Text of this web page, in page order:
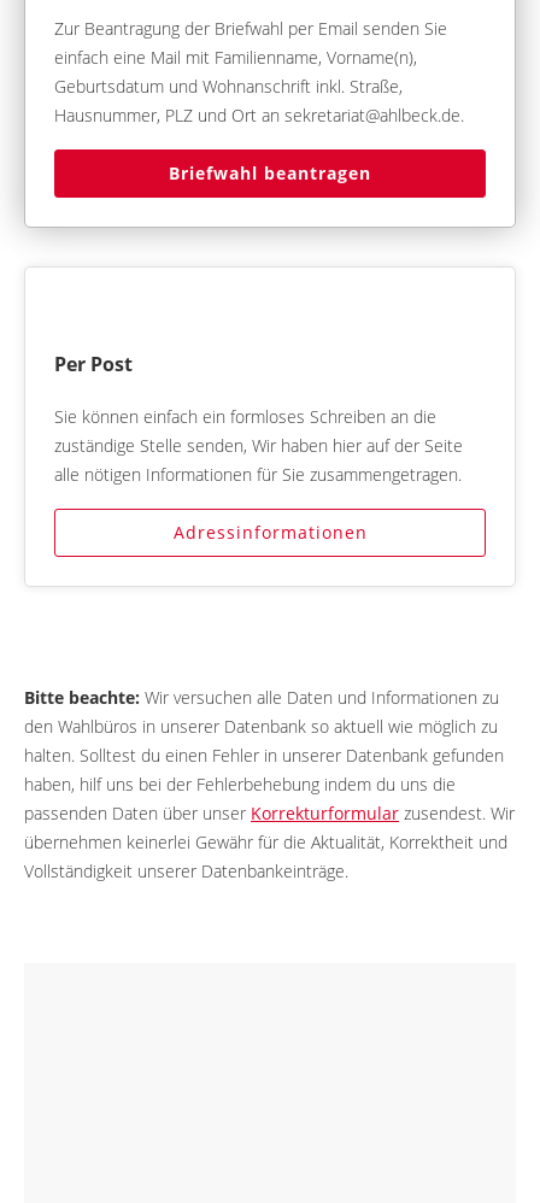
Zur Beantragung der Briefwahl per Email senden Sie
einfach eine Mail mit Familienname, Vorname(n),
Geburtsdatum und Wohnanschrift inkl. Straße,
Hausnummer, PLZ und Ort an sekretariat@ahlbeck.de.
Briefwahl beantragen
Per Post
Sie können einfach ein formloses Schreiben an die
zuständige Stelle senden, Wir haben hier auf der Seite
alle nötigen Informationen für Sie zusammengetragen.
Adressinformationen
Bitte beachte: Wir versuchen alle Daten und Informationen zu
den Wahlbüros in unserer Datenbank so aktuell wie möglich zu
halten. Solltest du einen Fehler in unserer Datenbank gefunden
haben, hilf uns bei der Fehlerbehebung indem du uns die
passenden Daten über unser Korrekturformular zusendest. Wir
übernehmen keinerlei Gewähr für die Aktualität, Korrektheit und
Vollständigkeit unserer Datenbankeinträge.